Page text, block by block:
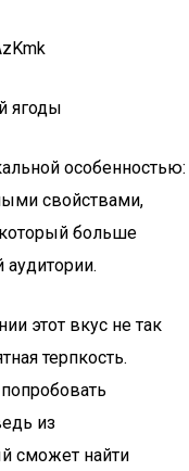
ягоды
особенностью:
свойствами,
больше
этот вкус не так
терпкость.
из
сможет найти